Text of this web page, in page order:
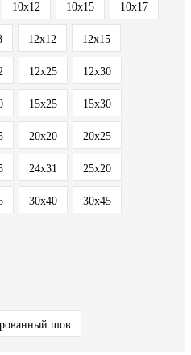
10x12 10x15 10x17
12x12 12x15
12x25 12x30
15x25 15x30
20x20 20x25
24x31 25x20
30x40 30x45
шов